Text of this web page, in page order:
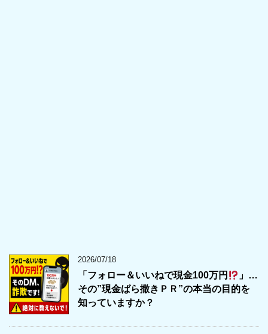
2026/07/18
「フォロー＆いいねで現金100万円
」…
その”現金ばら撒きＰＲ”の本当の目的を
知っていますか？